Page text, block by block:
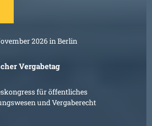
2026 in Berlin
Vergabetag
für öffentliches
und Vergaberecht